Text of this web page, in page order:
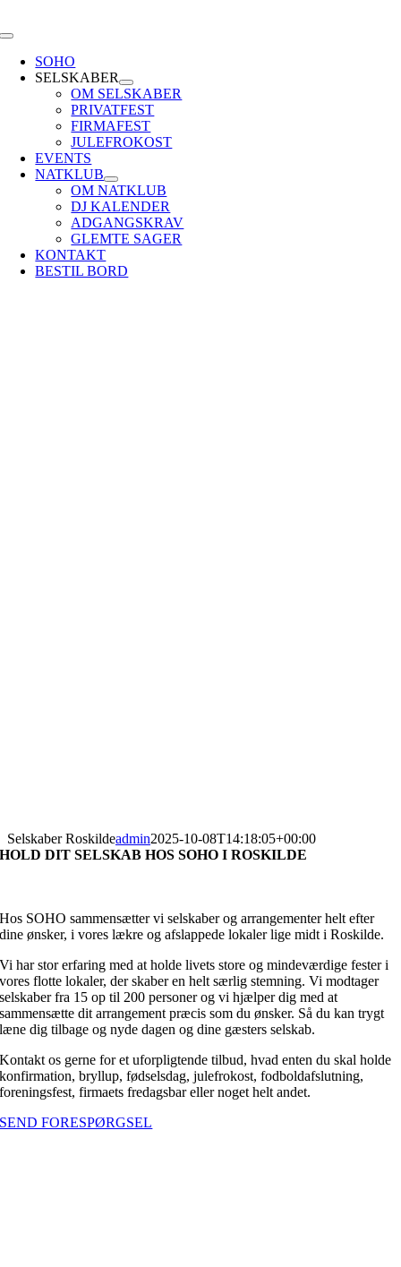
to
Toggle
Navigation
SOHO
SELSKABER
OM SELSKABER
PRIVATFEST
FIRMAFEST
JULEFROKOST
EVENTS
NATKLUB
OM NATKLUB
DJ KALENDER
ADGANGSKRAV
GLEMTE SAGER
KONTAKT
BESTIL BORD
Selskaber Roskildeadmin2025-10-08T14:18:05+00:00
HOLD DIT SELSKAB HOS SOHO I ROSKILDE
Hos SOHO sammensætter vi selskaber og arrangementer helt efter
dine ønsker, i vores lækre og afslappede lokaler lige midt i Roskilde.
Vi har stor erfaring med at holde livets store og mindeværdige fester i
vores flotte lokaler, der skaber en helt særlig stemning. Vi modtager
selskaber fra 15 op til 200 personer og vi hjælper dig med at
sammensætte dit arrangement præcis som du ønsker. Så du kan trygt
læne dig tilbage og nyde dagen og dine gæsters selskab.
Kontakt os gerne for et uforpligtende tilbud, hvad enten du skal holde
konfirmation, bryllup, fødselsdag, julefrokost, fodboldafslutning,
foreningsfest, firmaets fredagsbar eller noget helt andet.
SEND FORESPØRGSEL